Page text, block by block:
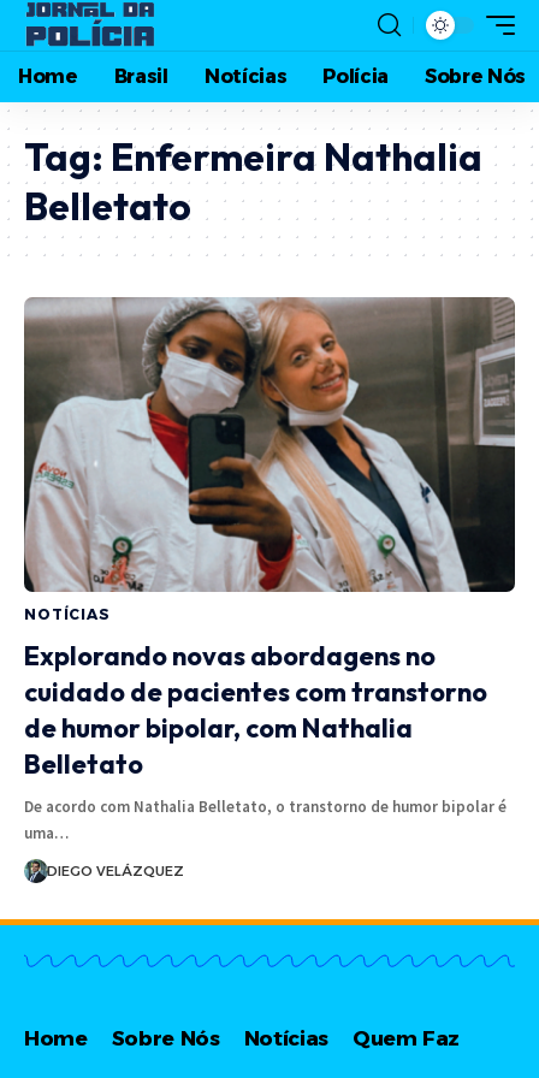
Home Brasil Notícias Polícia Sobre Nós
Tag: Enfermeira Nathalia
Belletato
NOTÍCIAS
Explorando novas abordagens no
cuidado de pacientes com transtorno
de humor bipolar, com Nathalia
Belletato
De acordo com Nathalia Belletato, o transtorno de humor bipolar é
uma…
DIEGO VELÁZQUEZ
Home Sobre Nós Notícias Quem Faz